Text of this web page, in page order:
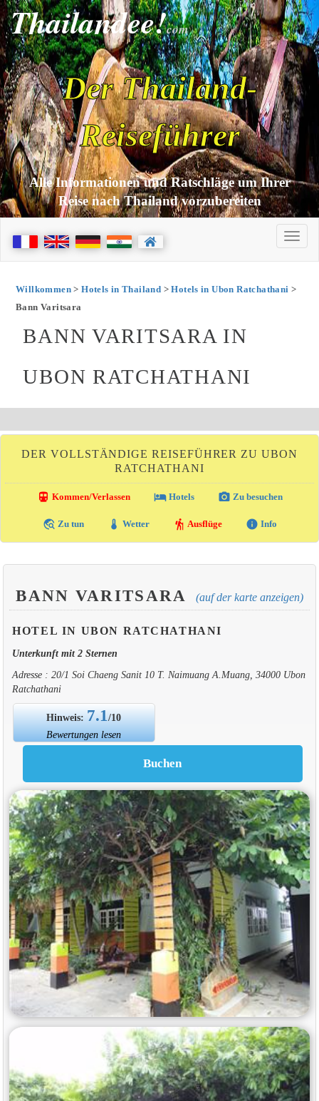
Thailandee!com
Der Thailand-
Reiseführer
Alle Informationen und Ratschläge um Ihrer
Reise nach Thailand vorzubereiten
Willkommen>Hotels in Thailand >Hotels in Ubon Ratchathani >
Bann Varitsara
BANN VARITSARA IN
UBON RATCHATHANI
DER VOLLSTÄNDIGE REISEFÜHRER ZU UBON
RATCHATHANI
directions_transit Kommen/Verlassen local_hotelHotels photo_camera Zu besuchen
travel_explore Zu tun thermostat Wetter hiking Ausflüge info Info
BANN VARITSARA (auf der karte anzeigen)
HOTEL IN UBON RATCHATHANI
Unterkunft mit 2 Sternen
Adresse : 20/1 Soi Chaeng Sanit 10 T. Naimuang A.Muang, 34000 Ubon
Ratchathani
Hinweis: 7.1/10
Bewertungen lesen